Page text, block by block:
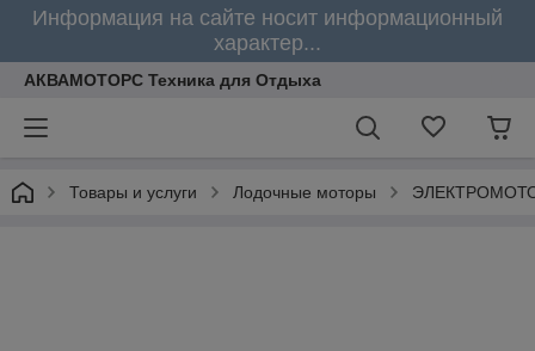
Информация на сайте носит информационный
характер...
АКВАМОТОРС Техника для Отдыха
Товары и услуги Лодочные моторы